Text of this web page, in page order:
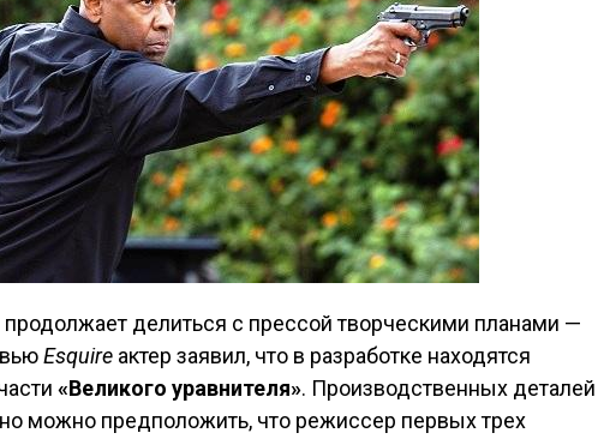
делиться с прессой творческими планами —
Esquire актер заявил, что в разработке находятся
«Великого уравнителя». Производственных деталей
можно предположить, что режиссер первых трех